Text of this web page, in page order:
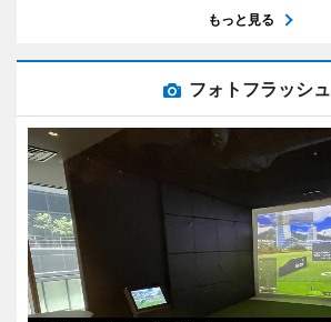
もっと見る
フォトフラッシュ